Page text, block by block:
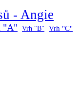
- Angie
"A" Vrh "B" Vrh "C"